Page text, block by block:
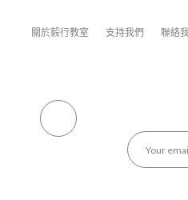
關於毅行教室 支持我們 聯絡